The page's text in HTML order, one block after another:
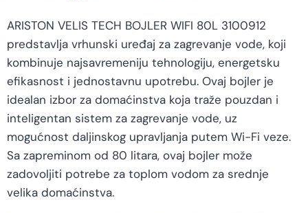
ARISTON VELIS TECH BOJLER WIFI 80L 3100912
predstavlja vrhunski uređaj za zagrevanje vode, koji
kombinuje najsavremeniju tehnologiju, energetsku
efikasnost i jednostavnu upotrebu. Ovaj bojler je
idealan izbor za domaćinstva koja traže pouzdan i
inteligentan sistem za zagrevanje vode, uz
mogućnost daljinskog upravljanja putem Wi-Fi veze.
Sa zapreminom od 80 litara, ovaj bojler može
zadovoljiti potrebe za toplom vodom za srednje
velika domaćinstva.